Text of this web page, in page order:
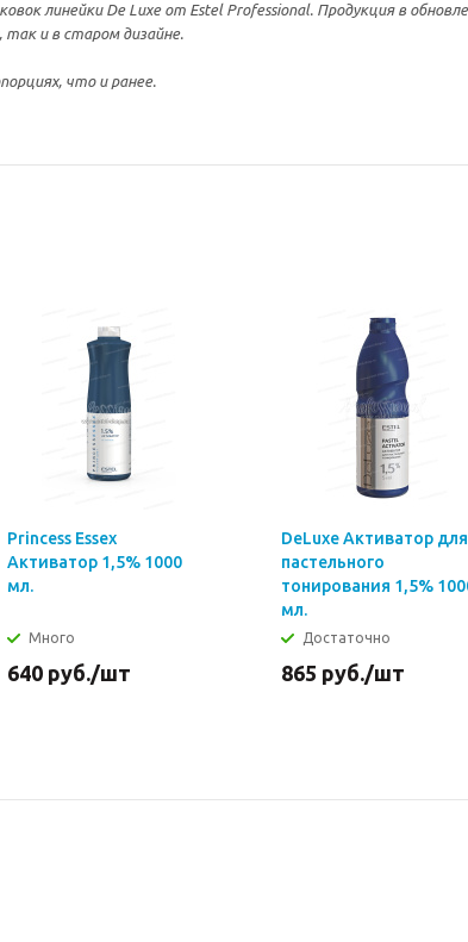
линейки De Luxe от Estel Professional. Продукция в
так и в старом дизайне.
что и ранее.
Princess Essex
Активатор 1,5% 1000
мл.
Много
640 руб./шт
DeLuxe Активатор для
пастельного
тонирования 1,5%
мл.
Достаточно
865 руб./шт